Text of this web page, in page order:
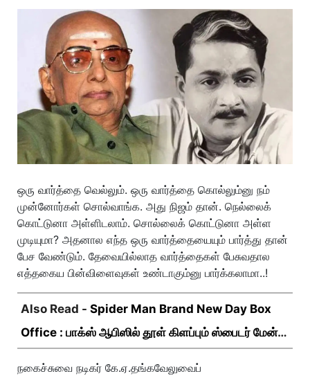
ஒரு வார்த்தை வெல்லும். ஒரு வார்த்தை கொல்லும்னு நம்
முன்னோர்கள் சொல்வாங்க. அது நிஜம் தான். நெல்லைக்
கொட்டுனா அள்ளிடலாம். சொல்லைக் கொட்டுனா அள்ள
முடியுமா? அதனால எந்த ஒரு வார்த்தையையும் பார்த்து தான்
பேச வேண்டும். தேவையில்லாத வார்த்தைகள் பேசுவதால
எத்தகைய பின்விளைவுகள் உண்டாகும்னு பார்க்கலாமா..!
Also Read - Spider Man Brand New Day Box
Office : பாக்ஸ் ஆபிஸில் தூள் கிளப்பும் ஸ்பைடர் மேன்
நகைச்சுவை நடிகர் கே.ஏ.தங்கவேலுவைப்